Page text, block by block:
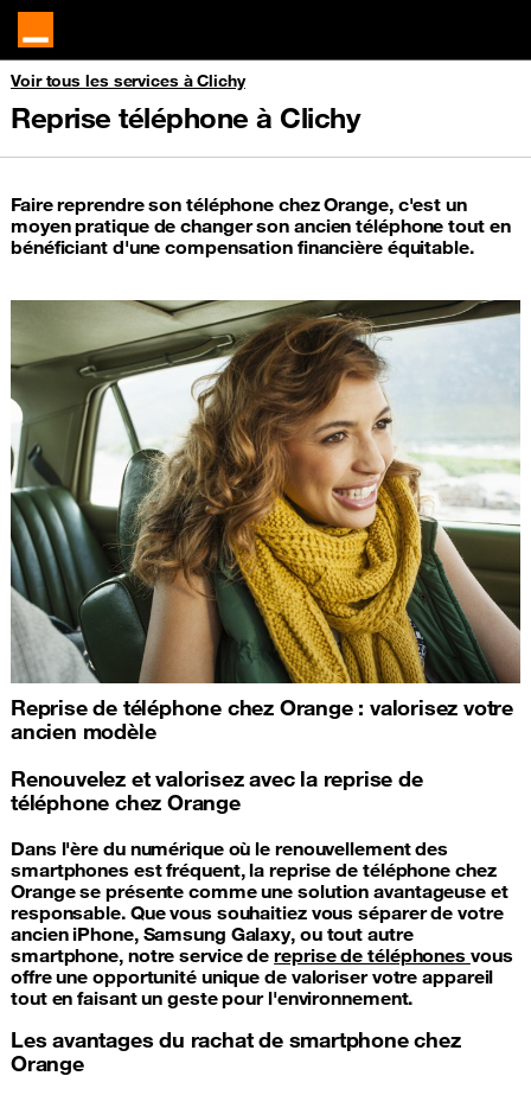
Voir tous les services à Clichy
Reprise téléphone à Clichy
Faire reprendre son téléphone chez Orange, c'est un
moyen pratique de changer son ancien téléphone tout en
bénéficiant d'une compensation financière équitable.
Reprise de téléphone chez Orange : valorisez votre
ancien modèle
Renouvelez et valorisez avec la reprise de
téléphone chez Orange
Dans l'ère du numérique où le renouvellement des
smartphones est fréquent, la reprise de téléphone chez
Orange se présente comme une solution avantageuse et
responsable. Que vous souhaitiez vous séparer de votre
ancien iPhone, Samsung Galaxy, ou tout autre
smartphone, notre service dereprise de téléphones vous
offre une opportunité unique de valoriser votre appareil
tout en faisant un geste pour l'environnement.
Les avantages du rachat de smartphone chez
Orange